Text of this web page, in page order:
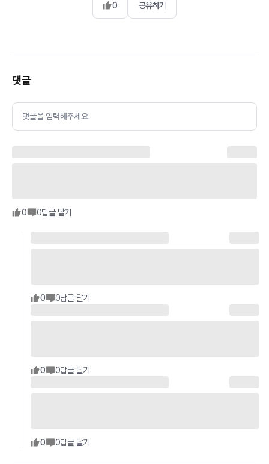
0 공유하기
댓글
댓글을 입력해주세요.
0 0답글 달기
0 0답글 달기
0 0답글 달기
0 0답글 달기